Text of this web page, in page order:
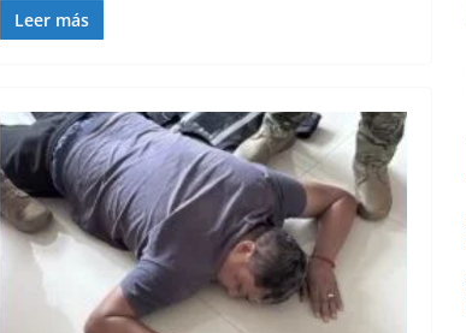
Leer más